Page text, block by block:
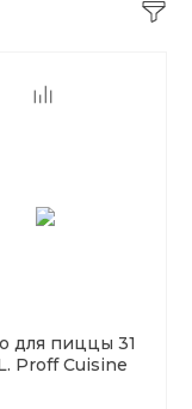
для пиццы 31
Proff Cuisine